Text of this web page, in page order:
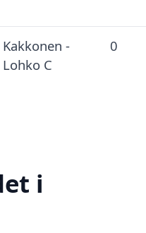
Kakkonen -
Lohko C
0
i